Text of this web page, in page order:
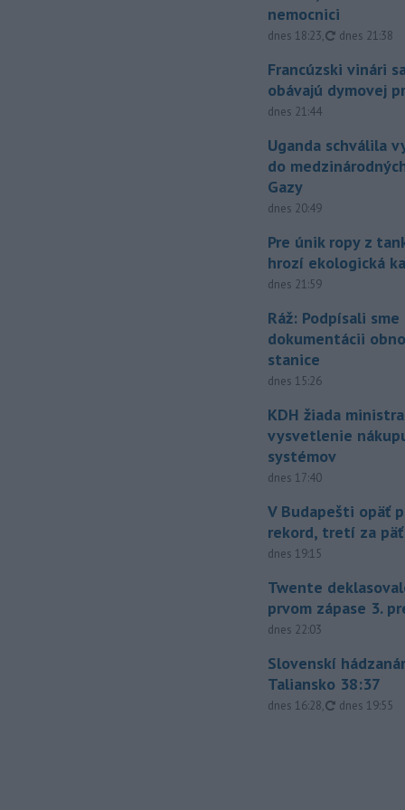
nemocnici
dnes 18:23, aktualizované
dnes 21:38
Francúzski vinári
obávajú dymovej
dnes 21:44
Uganda schválila
do
Gazy
dnes 20:49
Pre únik ropy z
hrozí ekologická
dnes 21:59
Ráž: Podpísali
dokumentácii
stanice
dnes 15:26
KDH žiada
vysvetlenie
systémov
dnes 17:40
V Budapešti opäť
rekord, tretí za
dnes 19:15
Twente
prvom zápase 3.
dnes 22:03
Slovenskí
Taliansko 38:37
dnes 16:28, aktualizované
dnes 19:55